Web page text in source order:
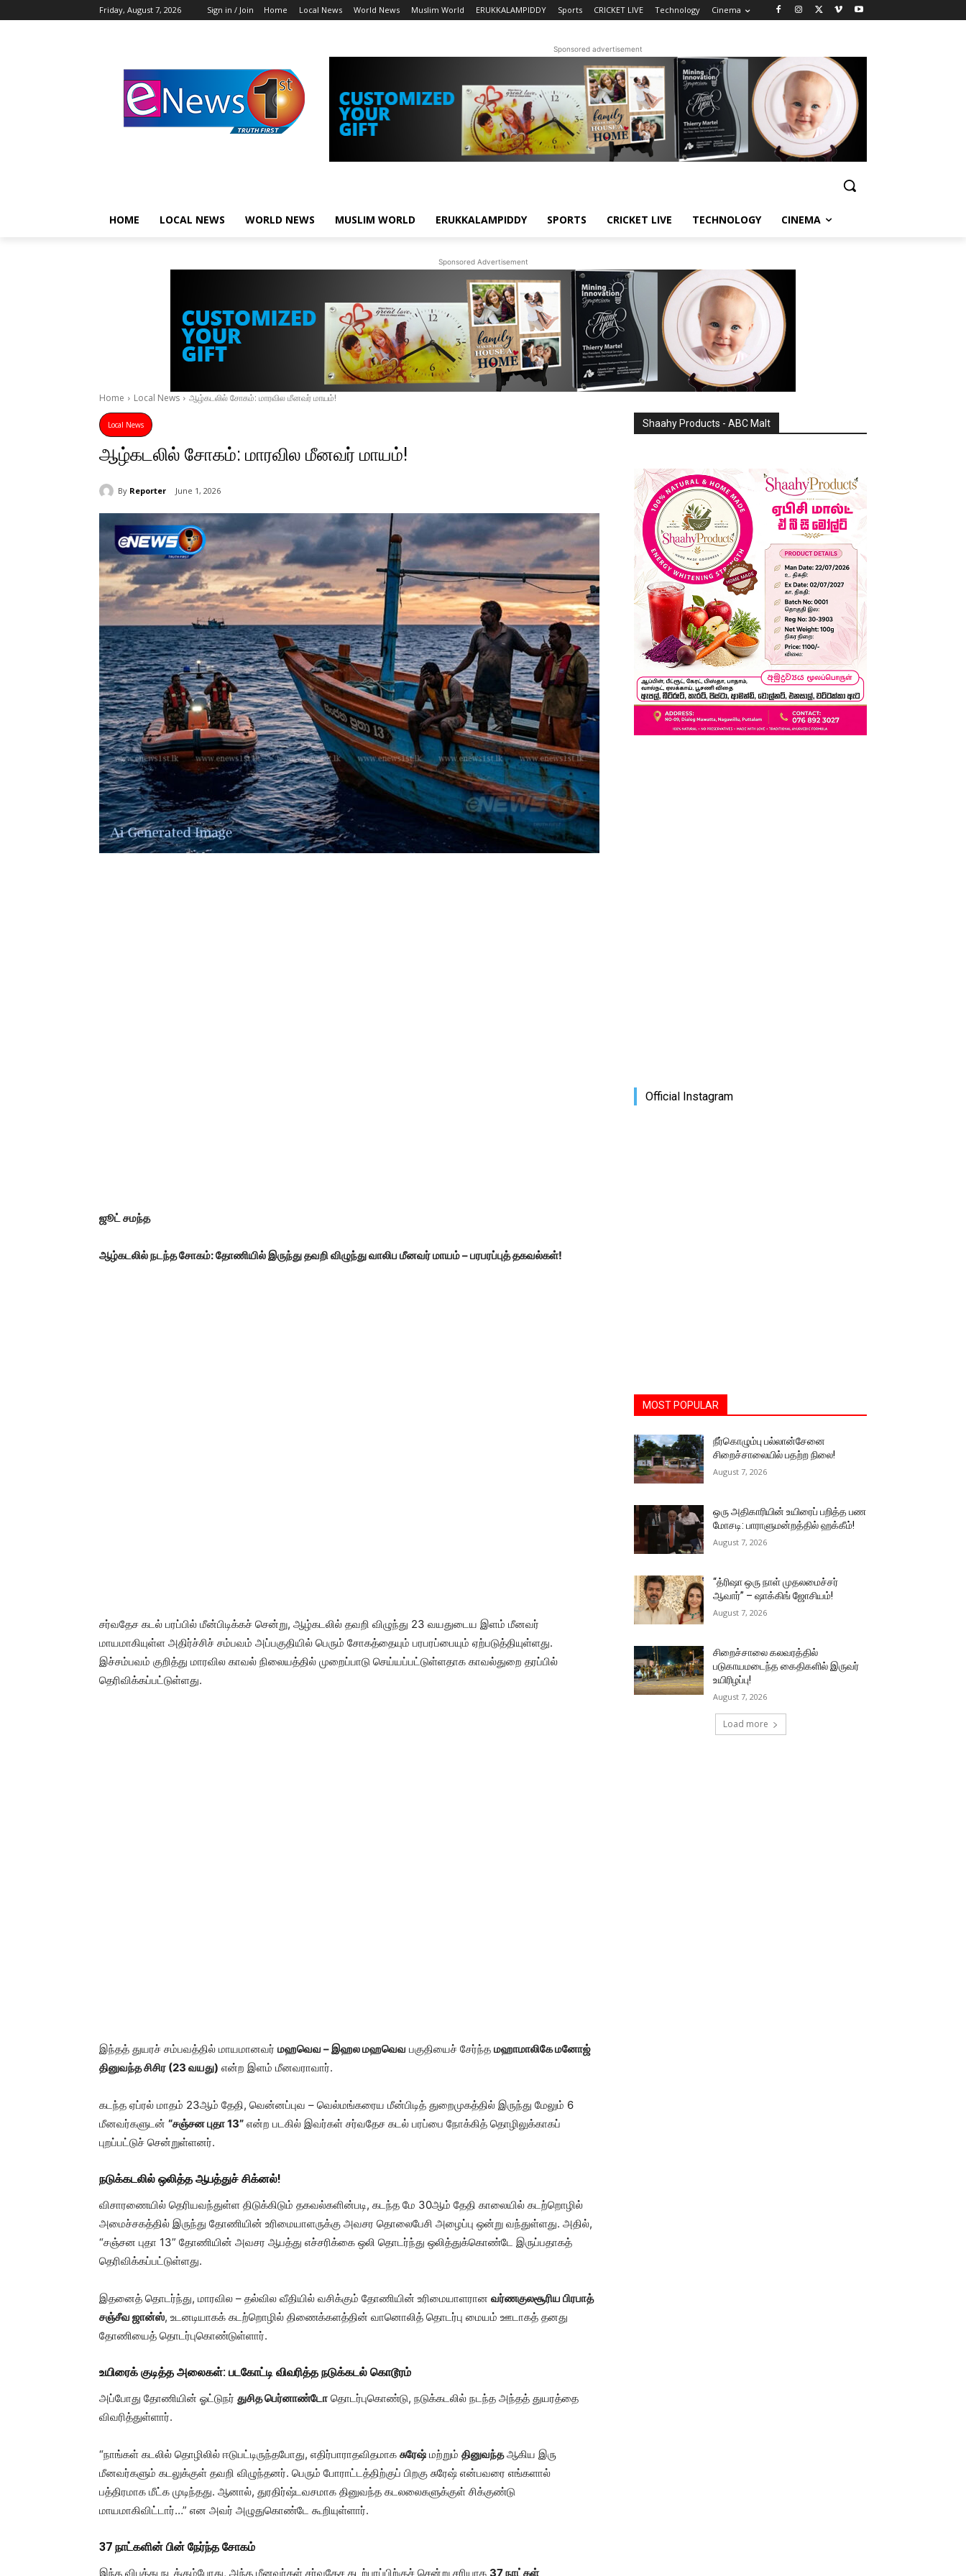
Friday, August 7, 2026 Sign in / Join Home Local News World News Muslim World ERUKKALAMPIDDY Sports CRICKET LIVE Technology Cinema
Sponsored advertisement
HOME LOCAL NEWS WORLD NEWS MUSLIM WORLD ERUKKALAMPIDDY SPORTS CRICKET LIVE TECHNOLOGY CINEMA
Sponsored Advertisement
Home Local News ஆழ்கடலில் சோகம்: மாரவில மீனவர் மாயம்!
Local News
ஆழ்கடலில் சோகம்: மாரவில மீனவர் மாயம்!
By Reporter June 1, 2026
ஜூட் சமந்த
ஆழ்கடலில் நடந்த சோகம்: தோணியில் இருந்து தவறி விழுந்து வாலிப மீனவர் மாயம் – பரபரப்புத் தகவல்கள்!
சர்வதேச கடல் பரப்பில் மீன்பிடிக்கச் சென்று, ஆழ்கடலில் தவறி விழுந்து 23 வயதுடைய இளம் மீனவர்
மாயமாகியுள்ள அதிர்ச்சிச் சம்பவம் அப்பகுதியில் பெரும் சோகத்தையும் பரபரப்பையும் ஏற்படுத்தியுள்ளது.
இச்சம்பவம் குறித்து மாரவில காவல் நிலையத்தில் முறைப்பாடு செய்யப்பட்டுள்ளதாக காவல்துறை தரப்பில்
தெரிவிக்கப்பட்டுள்ளது.
இந்தத் துயரச் சம்பவத்தில் மாயமானவர் மஹவெவ – இஹல மஹவெவ பகுதியைச் சேர்ந்த மஹாமாலிகே மனோஜ்
தினுவந்த சிசிர (23 வயது) என்ற இளம் மீனவராவார்.
கடந்த ஏப்ரல் மாதம் 23ஆம் தேதி, வென்னப்புவ – வெல்மங்கரைய மீன்பிடித் துறைமுகத்தில் இருந்து மேலும் 6
மீனவர்களுடன் “சஞ்சன புதா 13” என்ற படகில் இவர்கள் சர்வதேச கடல் பரப்பை நோக்கித் தொழிலுக்காகப்
புறப்பட்டுச் சென்றுள்ளனர்.
நடுக்கடலில் ஒலித்த ஆபத்துச் சிக்னல்!
விசாரணையில் தெரியவந்துள்ள திடுக்கிடும் தகவல்களின்படி, கடந்த மே 30ஆம் தேதி காலையில் கடற்றொழில்
அமைச்சகத்தில் இருந்து தோணியின் உரிமையாளருக்கு அவசர தொலைபேசி அழைப்பு ஒன்று வந்துள்ளது. அதில்,
“சஞ்சன புதா 13” தோணியின் அவசர ஆபத்து எச்சரிக்கை ஒலி தொடர்ந்து ஒலித்துக்கொண்டே இருப்பதாகத்
தெரிவிக்கப்பட்டுள்ளது.
இதனைத் தொடர்ந்து, மாரவில – தல்வில வீதியில் வசிக்கும் தோணியின் உரிமையாளரான வர்ணகுலசூரிய பிரபாத்
சஞ்சீவ ஜான்ஸ், உடனடியாகக் கடற்றொழில் திணைக்களத்தின் வானொலித் தொடர்பு மையம் ஊடாகத் தனது
தோணியைத் தொடர்புகொண்டுள்ளார்.
உயிரைக் குடித்த அலைகள்: படகோட்டி விவரித்த நடுக்கடல் கொடூரம்
அப்போது தோணியின் ஓட்டுநர் துசித பெர்னாண்டோ தொடர்புகொண்டு, நடுக்கடலில் நடந்த அந்தத் துயரத்தை
விவரித்துள்ளார்.
“நாங்கள் கடலில் தொழிலில் ஈடுபட்டிருந்தபோது, எதிர்பாராதவிதமாக சுரேஷ் மற்றும் தினுவந்தஆகிய இரு
மீனவர்களும் கடலுக்குள் தவறி விழுந்தனர். பெரும் போராட்டத்திற்குப் பிறகு சுரேஷ் என்பவரை எங்களால்
பத்திரமாக மீட்க முடிந்தது. ஆனால், துரதிர்ஷ்டவசமாக தினுவந்த கடலலைகளுக்குள் சிக்குண்டு
மாயமாகிவிட்டார்…” என அவர் அழுதுகொண்டே கூறியுள்ளார்.
37 நாட்களின் பின் நேர்ந்த சோகம்
இந்த விபத்து நடக்கும்போது, அந்த மீனவர்கள் சர்வதேச கடற்பரப்பிற்குச் சென்று சரியாக 37 நாட்கள்
Shaahy Products - ABC Malt
Official Instagram
MOST POPULAR
நீர்கொழும்பு பல்லான்சேனை
சிறைச்சாலையில் பதற்ற நிலை!
August 7, 2026
ஒரு அதிகாரியின் உயிரைப் பறித்த பண
மோசடி: பாராளுமன்றத்தில் ஹக்கீம்!
August 7, 2026
“த்ரிஷா ஒரு நாள் முதலமைச்சர்
ஆவார்” – ஷாக்கிங் ஜோசியம்!
August 7, 2026
சிறைச்சாலை கலவரத்தில்
படுகாயமடைந்த கைதிகளில் இருவர்
உயிரிழப்பு!
August 7, 2026
Load more